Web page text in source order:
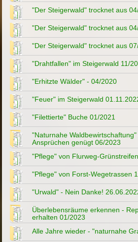
"Der Steigerwald" trocknet aus
"Der Steigerwald" trocknet aus
"Der Steigerwald" trocknet aus
"Drahtfallen" im Steigerwald 11/
"Erhitzte Wälder" - 04/2020
"Feuer" im Steigerwald
"Filettierte" Buche 01/2021
"Naturnahe
Ansprüchen genügt 06/2023
"Pflege" von Flurweg-Grünstreifen
"Pflege" von Forst-Wegetrassen
"Urwald" - Nein Danke!
Überlebensräume erkennen -
erhalten 01/2023
Alle Jahre wieder - "naturnahe